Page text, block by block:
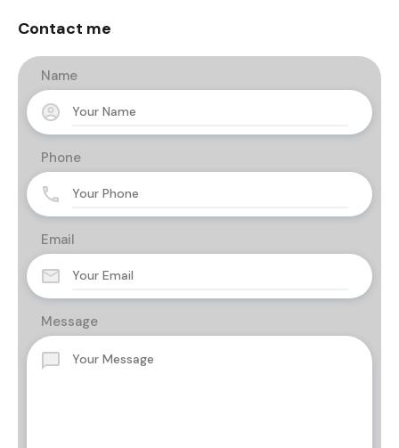
Contact me
Name
Phone
Email
Message